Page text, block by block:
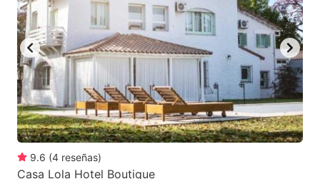
9.6 (4 reseñas)
Casa Lola Hotel Boutique